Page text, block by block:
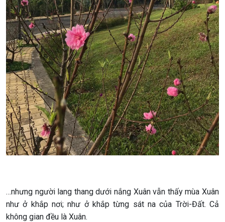
…nhưng người lang thang dưới nắng Xuân vẫn thấy mùa Xuân
như ở khắp nơi; như ở khắp từng sát na của Trời-Đất. Cả
không gian đều là Xuân.